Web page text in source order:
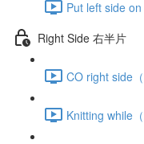
Put left side
Right Side 右半片
CO right side
Knitting while